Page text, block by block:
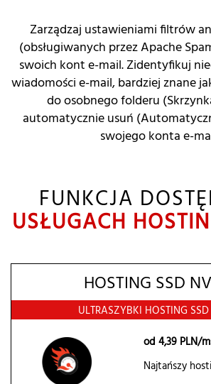
Zarządzaj ustawieniami filtrów
(obsługiwanych przez Apache
swoich kont e-mail. Zidentyfikuj
wiadomości e-mail, bardziej znane
do osobnego folderu
automatycznie usuń
swojego konta e-
FUNKCJA
USŁUGACH
HOSTING SSD
ULTRASZYBKI HOSTING
od 4,39PLN/
Najtańszy